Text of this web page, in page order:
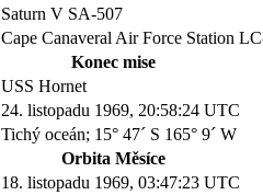
Saturn V SA-507
Cape Canaveral Air Force Station
Konec mise
USS Hornet
24. listopadu 1969, 20:58:24 UTC
Tichý oceán; 15° 47´ S 165° 9´ W
Orbita Měsíce
18. listopadu 1969, 03:47:23 UTC